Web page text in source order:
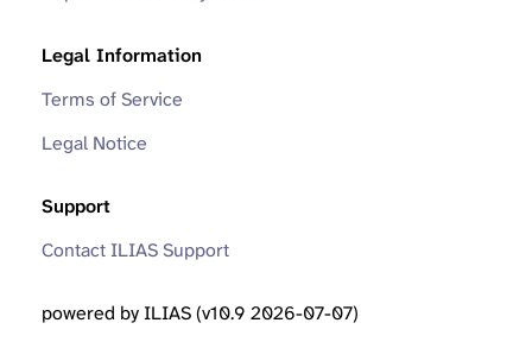
Legal Information
Terms of Service
Legal Notice
Support
Contact ILIAS Support
powered by ILIAS (v10.9 2026-07-07)